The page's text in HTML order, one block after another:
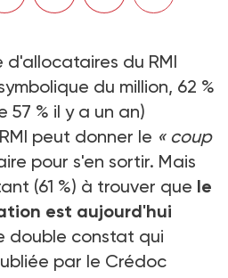
d'allocataires du RMI
du million, 62 %
57 % il y a un an)
peut donner le « coup
pour s'en sortir. Mais
(61 %) à trouver que le
est aujourd'hui
double constat qui
par le Crédoc